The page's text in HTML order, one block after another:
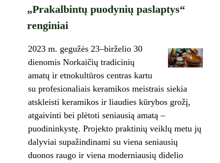
„Prakalbintų puodynių paslaptys“
renginiai
2023 m. gegužės 23–birželio 30
dienomis Norkaičių tradicinių
amatų ir etnokultūros centras kartu
su profesionaliais keramikos meistrais siekia
atskleisti keramikos ir liaudies kūrybos grožį,
atgaivinti bei plėtoti seniausią amatą –
puodininkystę. Projekto praktinių veiklų metu jų
dalyviai supažindinami su viena seniausių
duonos raugo ir viena moderniausių didelio